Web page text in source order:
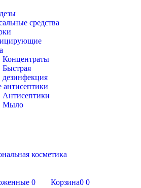
средства
Концентраты
Быстрая
дезинфекция
Антисептики
Мыло
0 Корзина0 0